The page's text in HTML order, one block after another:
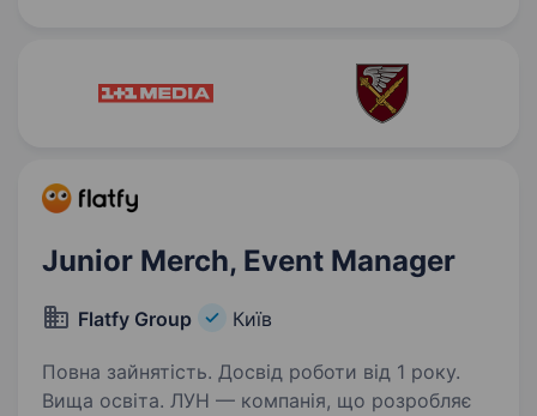
Junior Merch, Event Manager
Flatfy Group Київ
Повна зайнятість. Досвід роботи від 1 року.
Вища освіта. ЛУН — компанія, що розробляє